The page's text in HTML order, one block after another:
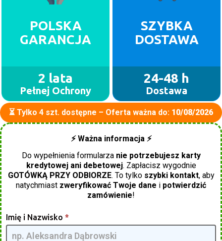
POLSKA
GARANCJA
2 lata
Pełnej Ochrony
SZYBKA
DOSTAWA
24-48 h
Dostawa
⏳ Tylko 4 szt. dostępne – Oferta ważna do: 10/08/2026
⚡ Ważna informacja ⚡
Do wypełnienia formularza nie potrzebujesz karty
kredytowej ani debetowej. Zapłacisz wygodnie
GOTÓWKĄ PRZY ODBIORZE. To tylko szybki kontakt, aby
natychmiast zweryfikować Twoje dane i potwierdzić
zamówienie!
Antenna
TV [PL] -
G4QMIA
Imię i Nazwisko *